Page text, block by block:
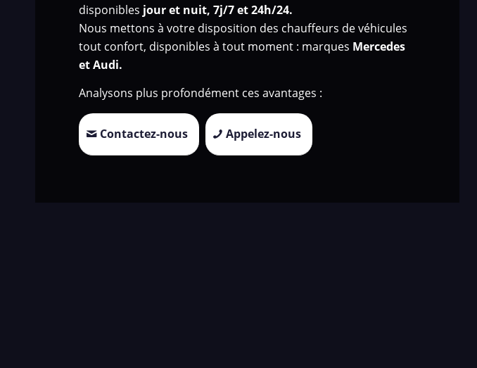
disponibles jour et nuit, 7j/7 et 24h/24.
Nous mettons à votre disposition des chauffeurs de véhicules
tout confort, disponibles à tout moment : marques Mercedes
et Audi.
Analysons plus profondément ces avantages :
Contactez-nous Appelez-nous